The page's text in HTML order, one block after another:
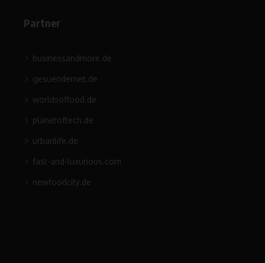
Partner
businessandmore.de
gesuendernet.de
worldsoffood.de
planetoftech.de
urbanlife.de
fast-and-luxurious.com
newfoodcity.de